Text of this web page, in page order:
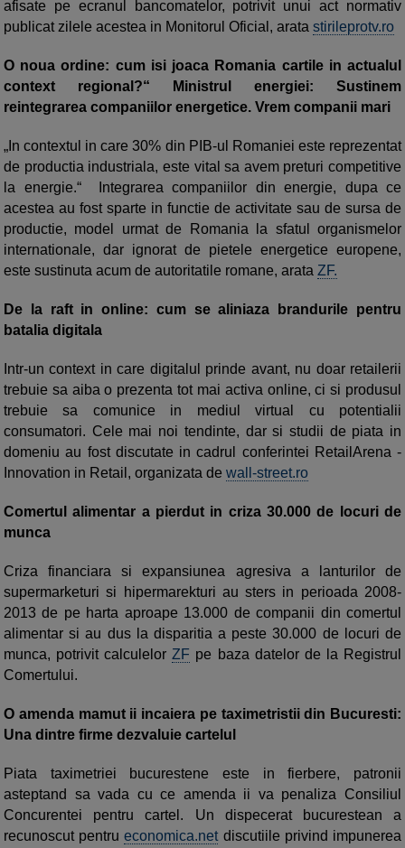
afisate pe ecranul bancomatelor, potrivit unui act normativ
publicat zilele acestea in Monitorul Oficial, arata stirileprotv.ro
O noua ordine: cum isi joaca Romania cartile in actualul
context regional?“ Ministrul energiei: Sustinem
reintegrarea companiilor energetice. Vrem companii mari
„In contextul in care 30% din PIB-ul Romaniei este repre­zen­tat
de productia industriala, este vital sa avem preturi competitive
la energie.“ Integrarea companiilor din energie, dupa ce
acestea au fost sparte in functie de activitate sau de sursa de
productie, model urmat de Romania la sfatul organismelor
internationale, dar ignorat de pietele energetice europene,
este sustinuta acum de autoritatile romane, arata ZF.
De la raft in online: cum se aliniaza brandurile pentru
batalia digitala
Intr-un context in care digitalul prinde avant, nu doar retailerii
trebuie sa aiba o prezenta tot mai activa online, ci si produsul
trebuie sa comunice in mediul virtual cu potentialii
consumatori. Cele mai noi tendinte, dar si studii de piata in
domeniu au fost discutate in cadrul conferintei RetailArena -
Innovation in Retail, organizata de wall-street.ro
Comertul alimentar a pierdut in criza 30.000 de locuri de
munca
Criza financiara si expansiunea agresiva a lanturilor de
supermarketuri si hipermarekturi au sters in perioada 2008-
2013 de pe harta aproape 13.000 de companii din comertul
alimentar si au dus la disparitia a peste 30.000 de locuri de
munca, potrivit calculelorZF pe baza datelor de la Registrul
Comertului.
O amenda mamut ii incaiera pe taximetristii din Bucuresti:
Una dintre firme dezvaluie cartelul
Piata taximetriei bucurestene este in fierbere, patronii
asteptand sa vada cu ce amenda ii va penaliza Consiliul
Concurentei pentru cartel. Un dispecerat bucurestean a
recunoscut pentrueconomica.netdiscutiile privind impunerea